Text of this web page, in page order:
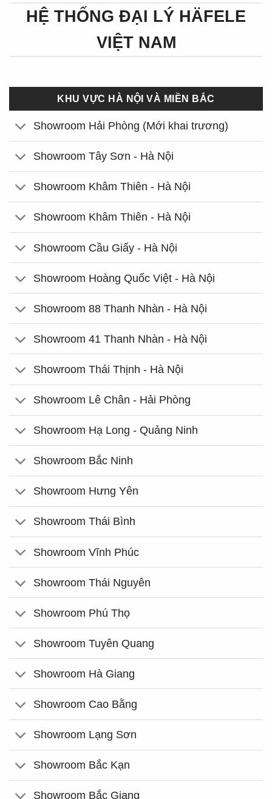
HỆ THỐNG ĐẠI LÝ HÄFELE
VIỆT NAM
KHU VỰC HÀ NỘI VÀ MIỀN BẮC
Showroom Hải Phòng (Mới khai trương)
Showroom Tây Sơn - Hà Nội
Showroom Khâm Thiên - Hà Nội
Showroom Khâm Thiên - Hà Nội
Showroom Cầu Giấy - Hà Nội
Showroom Hoàng Quốc Việt - Hà Nội
Showroom 88 Thanh Nhàn - Hà Nội
Showroom 41 Thanh Nhàn - Hà Nội
Showroom Thái Thịnh - Hà Nội
Showroom Lê Chân - Hải Phòng
Showroom Hạ Long - Quảng Ninh
Showroom Bắc Ninh
Showroom Hưng Yên
Showroom Thái Bình
Showroom Vĩnh Phúc
Showroom Thái Nguyên
Showroom Phú Thọ
Showroom Tuyên Quang
Showroom Hà Giang
Showroom Cao Bằng
Showroom Lạng Sơn
Showroom Bắc Kạn
Showroom Bắc Giang